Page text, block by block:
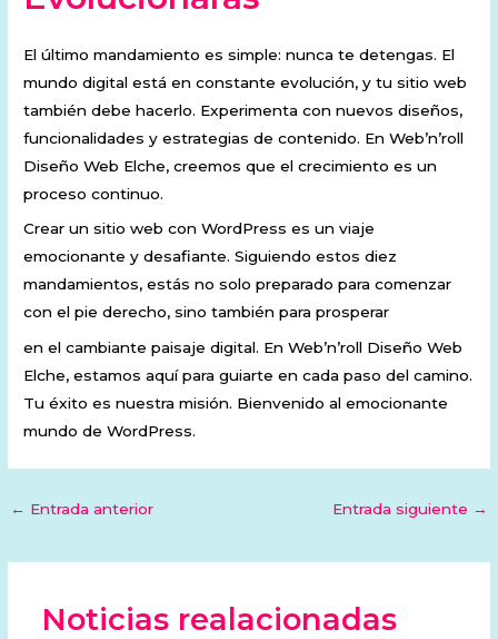
El último mandamiento es simple: nunca te detengas. El
mundo digital está en constante evolución, y tu sitio web
también debe hacerlo. Experimenta con nuevos diseños,
funcionalidades y estrategias de contenido. En Web’n’roll
Diseño Web Elche, creemos que el crecimiento es un
proceso continuo.
Crear un sitio web con WordPress es un viaje
emocionante y desafiante. Siguiendo estos diez
mandamientos, estás no solo preparado para comenzar
con el pie derecho, sino también para prosperar
en el cambiante paisaje digital. En Web’n’roll Diseño Web
Elche, estamos aquí para guiarte en cada paso del camino.
Tu éxito es nuestra misión. Bienvenido al emocionante
mundo de WordPress.
← Entrada anterior Entrada siguiente →
Noticias realacionadas